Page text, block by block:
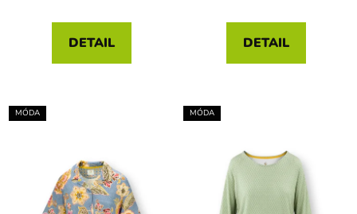
DETAIL DETAIL
MÓDA MÓDA